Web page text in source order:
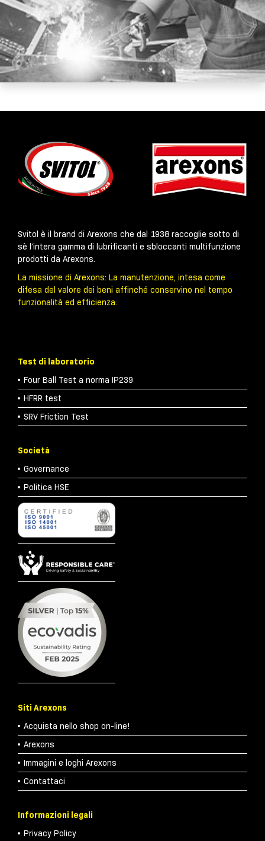
Svitol è il brand di Arexons che dal 1938 raccoglie sotto di
sè l’intera gamma di lubrificanti e sbloccanti multifunzione
prodotti da Arexons.
La missione di Arexons: La manutenzione, intesa come
difesa del valore dei beni affinché conservino nel tempo
funzionalità ed efficienza.
Test di laboratorio
Four Ball Test a norma IP239
HFRR test
SRV Friction Test
Società
Governance
Politica HSE
Siti Arexons
Acquista nello shop on-line!
Arexons
Immagini e loghi Arexons
Contattaci
Informazioni legali
Privacy Policy